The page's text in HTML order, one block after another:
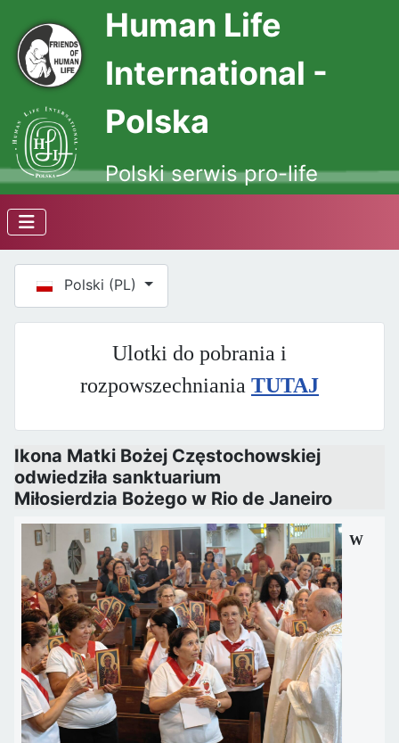
Human Life
International -
Polska
Polski serwis pro-life
Wybierz swój język
Polski (PL)
Ulotki do pobrania i
rozpowszechniania TUTAJ
Ikona Matki Bożej Częstochowskiej
odwiedziła sanktuarium
Miłosierdzia Bożego w Rio de Janeiro
W